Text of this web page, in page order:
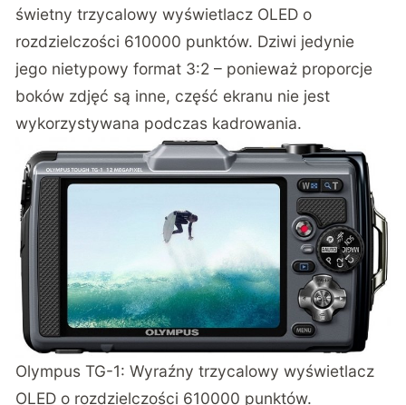
świetny trzycalowy wyświetlacz OLED o
rozdzielczości 610000 punktów. Dziwi jedynie
jego nietypowy format 3:2 – ponieważ proporcje
boków zdjęć są inne, część ekranu nie jest
wykorzystywana podczas kadrowania.
Olympus TG-1: Wyraźny trzycalowy wyświetlacz
OLED o rozdzielczości 610000 punktów.